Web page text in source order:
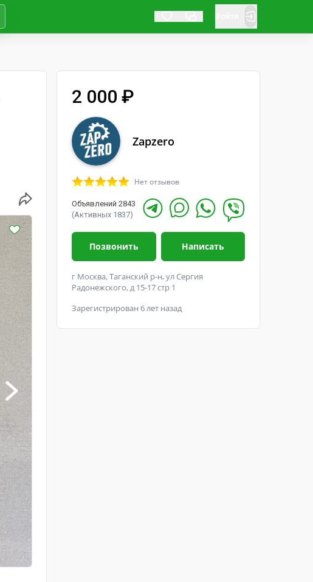
2 000 ₽
Zapzero
Нет отзывов
Объявлений 2843
(Активных 1837)
Позвонить Написать
г Москва, Таганский р-н, ул Сергия
Радонежского, д 15-17 стр 1
Зарегистрирован 6 лет назад